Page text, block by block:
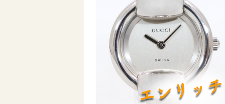
金券 # 切手 # その他
骨董品
陶磁器 # 絵画 # その他